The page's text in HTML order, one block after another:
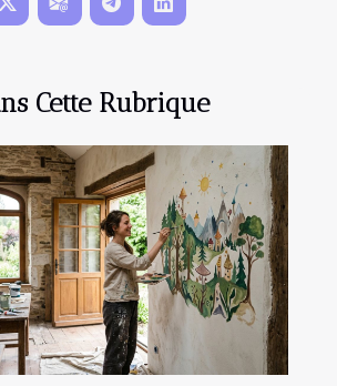
Cette Rubrique